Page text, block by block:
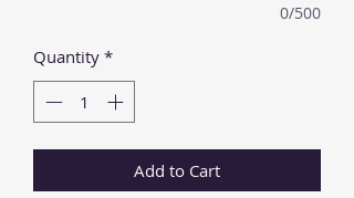
0/500
Quantity *
Add to Cart